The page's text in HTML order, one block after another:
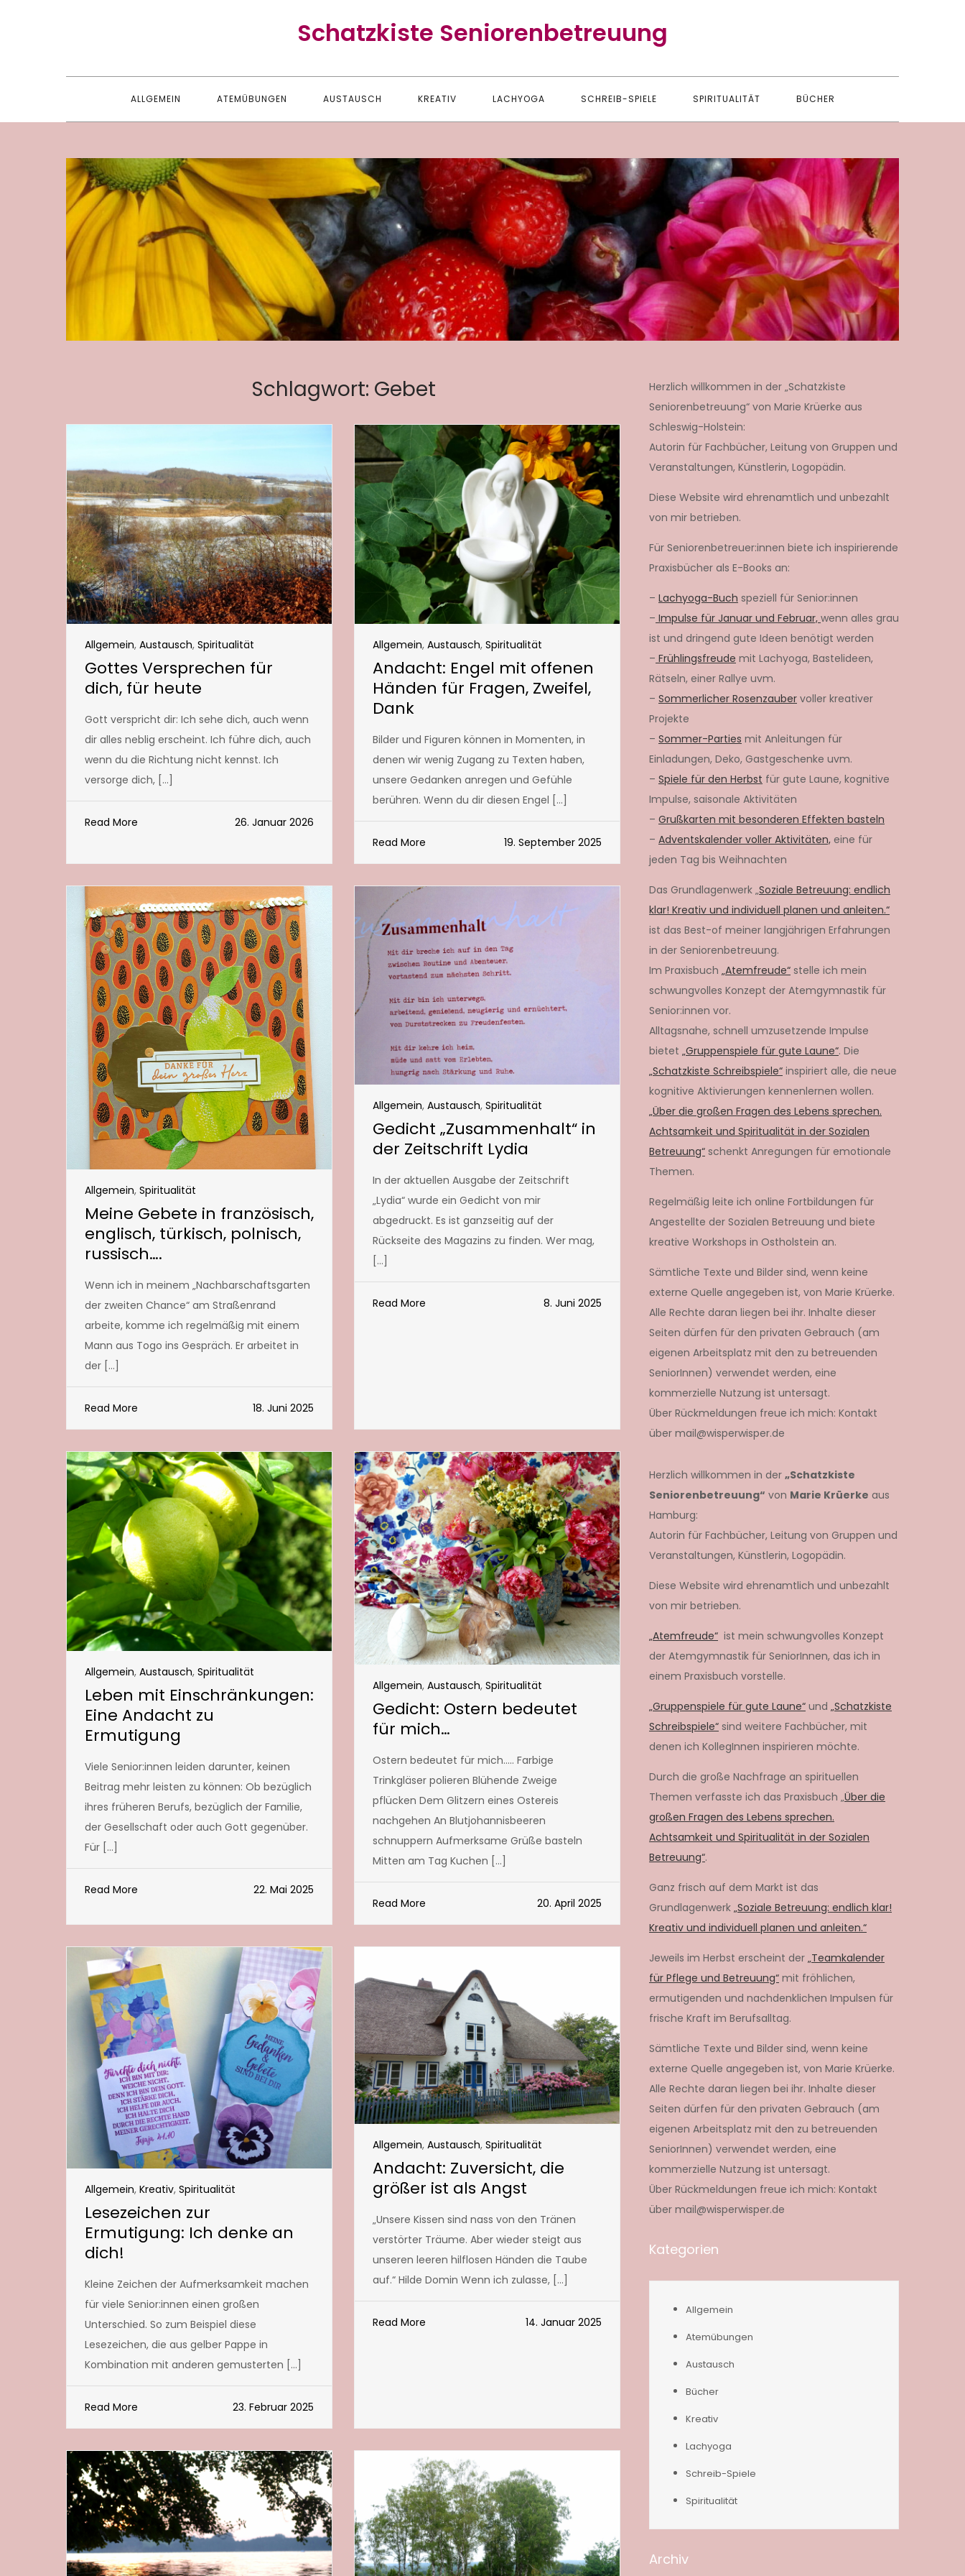
Schatzkiste Seniorenbetreuung
ALLGEMEIN ATEMÜBUNGEN AUSTAUSCH KREATIV LACHYOGA SCHREIB-SPIELE SPIRITUALITÄT BÜCHER
Schlagwort: Gebet
Allgemein, Austausch, Spiritualität
Gottes Versprechen für
dich, für heute
Gott verspricht dir: Ich sehe dich, auch wenn
dir alles neblig erscheint. Ich führe dich, auch
wenn du die Richtung nicht kennst. Ich
versorge dich, […]
Read More 26. Januar 2026
Allgemein, Austausch, Spiritualität
Andacht: Engel mit offenen
Händen für Fragen, Zweifel,
Dank
Bilder und Figuren können in Momenten, in
denen wir wenig Zugang zu Texten haben,
unsere Gedanken anregen und Gefühle
berühren. Wenn du dir diesen Engel […]
Read More 19. September 2025
Allgemein, Spiritualität
Meine Gebete in französisch,
englisch, türkisch, polnisch,
russisch….
Wenn ich in meinem „Nachbarschaftsgarten
der zweiten Chance“ am Straßenrand
arbeite, komme ich regelmäßig mit einem
Mann aus Togo ins Gespräch. Er arbeitet in
der […]
Read More 18. Juni 2025
Allgemein, Austausch, Spiritualität
Gedicht „Zusammenhalt“ in
der Zeitschrift Lydia
In der aktuellen Ausgabe der Zeitschrift
„Lydia“ wurde ein Gedicht von mir
abgedruckt. Es ist ganzseitig auf der
Rückseite des Magazins zu finden. Wer mag,
[…]
Read More 8. Juni 2025
Allgemein, Austausch, Spiritualität
Leben mit Einschränkungen:
Eine Andacht zu
Ermutigung
Viele Senior:innen leiden darunter, keinen
Beitrag mehr leisten zu können: Ob bezüglich
ihres früheren Berufs, bezüglich der Familie,
der Gesellschaft oder auch Gott gegenüber.
Für […]
Read More 22. Mai 2025
Allgemein, Austausch, Spiritualität
Gedicht: Ostern bedeutet
für mich…
Ostern bedeutet für mich….. Farbige
Trinkgläser polieren Blühende Zweige
pflücken Dem Glitzern eines Ostereis
nachgehen An Blutjohannisbeeren
schnuppern Aufmerksame Grüße basteln
Mitten am Tag Kuchen […]
Read More 20. April 2025
Allgemein, Kreativ, Spiritualität
Lesezeichen zur
Ermutigung: Ich denke an
dich!
Kleine Zeichen der Aufmerksamkeit machen
für viele Senior:innen einen großen
Unterschied. So zum Beispiel diese
Lesezeichen, die aus gelber Pappe in
Kombination mit anderen gemusterten […]
Read More 23. Februar 2025
Allgemein, Austausch, Spiritualität
Andacht: Zuversicht, die
größer ist als Angst
„Unsere Kissen sind nass von den Tränen
verstörter Träume. Aber wieder steigt aus
unseren leeren hilflosen Händen die Taube
auf.“ Hilde Domin Wenn ich zulasse, […]
Read More 14. Januar 2025
Herzlich willkommen in der „Schatzkiste
Seniorenbetreuung“ von Marie Krüerke aus
Schleswig-Holstein:
Autorin für Fachbücher, Leitung von Gruppen und
Veranstaltungen, Künstlerin, Logopädin.
Diese Website wird ehrenamtlich und unbezahlt
von mir betrieben.
Für Seniorenbetreuer:innen biete ich inspirierende
Praxisbücher als E-Books an:
– Lachyoga-Buch speziell für Senior:innen
– Impulse für Januar und Februar, wenn alles grau
ist und dringend gute Ideen benötigt werden
– Frühlingsfreude mit Lachyoga, Bastelideen,
Rätseln, einer Rallye uvm.
– Sommerlicher Rosenzauber voller kreativer
Projekte
– Sommer-Parties mit Anleitungen für
Einladungen, Deko, Gastgeschenke uvm.
– Spiele für den Herbst für gute Laune, kognitive
Impulse, saisonale Aktivitäten
– Grußkarten mit besonderen Effekten basteln
– Adventskalender voller Aktivitäten, eine für
jeden Tag bis Weihnachten
Das Grundlagenwerk „Soziale Betreuung: endlich
klar! Kreativ und individuell planen und anleiten.“
ist das Best-of meiner langjährigen Erfahrungen
in der Seniorenbetreuung.
Im Praxisbuch „Atemfreude“ stelle ich mein
schwungvolles Konzept der Atemgymnastik für
Senior:innen vor.
Alltagsnahe, schnell umzusetzende Impulse
bietet „Gruppenspiele für gute Laune“. Die
„Schatzkiste Schreibspiele“ inspiriert alle, die neue
kognitive Aktivierungen kennenlernen wollen.
„Über die großen Fragen des Lebens sprechen.
Achtsamkeit und Spiritualität in der Sozialen
Betreuung“ schenkt Anregungen für emotionale
Themen.
Regelmäßig leite ich online Fortbildungen für
Angestellte der Sozialen Betreuung und biete
kreative Workshops in Ostholstein an.
Sämtliche Texte und Bilder sind, wenn keine
externe Quelle angegeben ist, von Marie Krüerke.
Alle Rechte daran liegen bei ihr. Inhalte dieser
Seiten dürfen für den privaten Gebrauch (am
eigenen Arbeitsplatz mit den zu betreuenden
SeniorInnen) verwendet werden, eine
kommerzielle Nutzung ist untersagt.
Über Rückmeldungen freue ich mich: Kontakt
über mail@wisperwisper.de
Herzlich willkommen in der „Schatzkiste
Seniorenbetreuung“ von Marie Krüerke aus
Hamburg:
Autorin für Fachbücher, Leitung von Gruppen und
Veranstaltungen, Künstlerin, Logopädin.
Diese Website wird ehrenamtlich und unbezahlt
von mir betrieben.
„Atemfreude“ ist mein schwungvolles Konzept
der Atemgymnastik für SeniorInnen, das ich in
einem Praxisbuch vorstelle.
„Gruppenspiele für gute Laune“ und „Schatzkiste
Schreibspiele“ sind weitere Fachbücher, mit
denen ich KollegInnen inspirieren möchte.
Durch die große Nachfrage an spirituellen
Themen verfasste ich das Praxisbuch „Über die
großen Fragen des Lebens sprechen.
Achtsamkeit und Spiritualität in der Sozialen
Betreuung“.
Ganz frisch auf dem Markt ist das
Grundlagenwerk „Soziale Betreuung: endlich klar!
Kreativ und individuell planen und anleiten.“
Jeweils im Herbst erscheint der „Teamkalender
für Pflege und Betreuung“ mit fröhlichen,
ermutigenden und nachdenklichen Impulsen für
frische Kraft im Berufsalltag.
Sämtliche Texte und Bilder sind, wenn keine
externe Quelle angegeben ist, von Marie Krüerke.
Alle Rechte daran liegen bei ihr. Inhalte dieser
Seiten dürfen für den privaten Gebrauch (am
eigenen Arbeitsplatz mit den zu betreuenden
SeniorInnen) verwendet werden, eine
kommerzielle Nutzung ist untersagt.
Über Rückmeldungen freue ich mich: Kontakt
über mail@wisperwisper.de
Kategorien
Allgemein
Atemübungen
Austausch
Bücher
Kreativ
Lachyoga
Schreib-Spiele
Spiritualität
Archiv